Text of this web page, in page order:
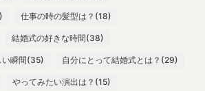
仕事の時の髪型は？(18)
結婚式の好きな時間(38)
い瞬間(35) 自分にとって結婚式とは？(29)
やってみたい演出は？(15)